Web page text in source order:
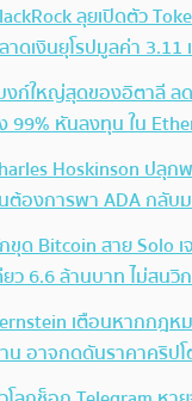
ลุยเปิดตัว
าดเงินยุโรปมูลค่า
งก์ใหญ่สุดของอิตาลี ล
99% หันลงทุน ใน
Hoskinson ปลุ
ต้องการพา ADA กลับ
ขุด Bitcoin สาย Solo
ยว 6.6 ล้านบาท ไม่สน
เตือนหากกฎหม
น อาจกดดันราคาคริป